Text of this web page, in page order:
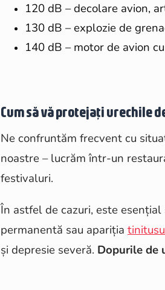
120 dB – decolare avion,
130 dB – explozie de
140 dB – motor de avion
Cum să vă protejați urechile
Ne confruntăm frecvent cu
noastre – lucrăm într-un
festivaluri.
În astfel de cazuri, este
permanentă sau apariția
și depresie severă. Dopurile de